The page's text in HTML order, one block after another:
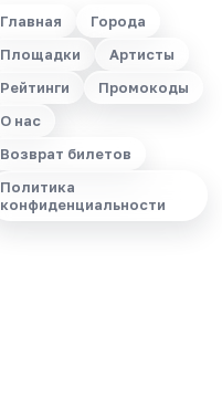
Главная
Города
Площадки
Артисты
Рейтинги
Промокоды
О нас
Возврат билетов
Политика
конфиденциальности